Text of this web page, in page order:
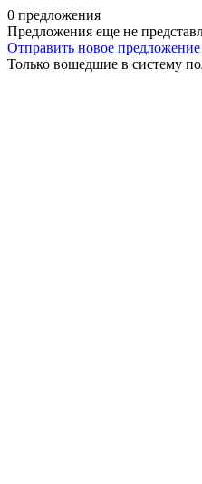
0 предложения
Предложения еще не
Отправить новое предложение
Только вошедшие в систему